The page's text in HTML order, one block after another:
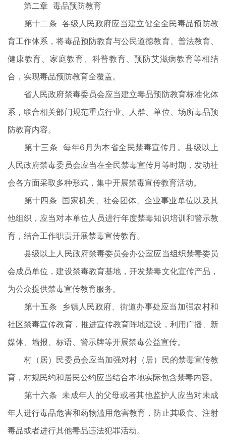
第二章 毒品预防教育
第十二条 各级人民政府应当建立健全全民毒品预防教
育工作体系，将毒品预防教育与公民道德教育、普法教育、
健康教育、家庭教育、科普教育、预防艾滋病教育等相结
合，实现毒品预防教育全覆盖。
省人民政府禁毒委员会应当建立毒品预防教育标准化体
系，联合相关部门规范重点行业、人群、单位、场所毒品预
防教育内容。
第十三条 每年6月为本省全民禁毒宣传月。县级以上
人民政府禁毒委员会应当在全民禁毒宣传月等时期，发动社
会各方面采取多种形式，集中开展禁毒宣传教育活动。
第十四条 国家机关、社会团体、企业事业单位以及其
他组织，应当对本单位人员进行年度禁毒知识培训和警示教
育，结合工作职责开展禁毒宣传教育。
县级以上人民政府禁毒委员会办公室应当组织禁毒委员
会成员单位，建设禁毒教育基地，开发禁毒文化宣传产品，
为公众提供禁毒宣传教育服务。
第十五条 乡镇人民政府、街道办事处应当加强农村和
社区禁毒宣传教育，推进宣传教育阵地建设，利用广播、新
媒体、墙报、标语、警示牌等开展禁毒公益宣传。
村（居）民委员会应当加强对村（居）民的禁毒宣传教
育，村规民约和居民公约应当结合本地实际包含禁毒内容。
第十六条 未成年人的父母或者其他监护人应当对未成
年人进行毒品危害和药物滥用危害教育，防止其吸食、注射
毒品或者进行其他毒品违法犯罪活动。